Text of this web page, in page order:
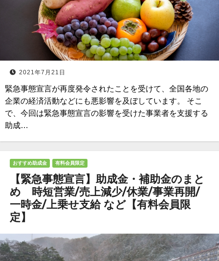
2021年7月21日
緊急事態宣言が再度発令されたことを受けて、全国各地の
企業の経済活動などにも悪影響を及ぼしています。 そこ
で、今回は緊急事態宣言の影響を受けた事業者を支援する
助成…
おすすめ助成金 有料会員限定
【緊急事態宣言】助成金・補助金のまと
め 時短営業/売上減少/休業/事業再開/
一時金/上乗せ支給 など【有料会員限
定】